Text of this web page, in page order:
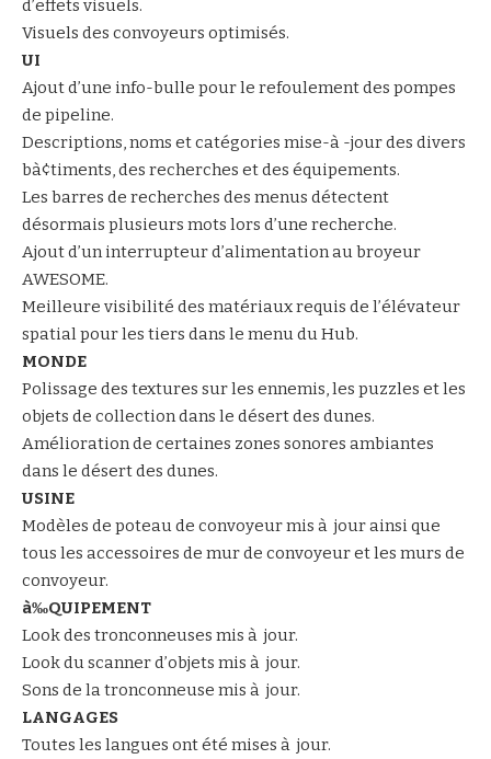
d’effets visuels.
Visuels des convoyeurs optimisés.
UI
Ajout d’une info-bulle pour le refoulement des pompes
de pipeline.
Descriptions, noms et catégories mise-à -jour des divers
bà¢timents, des recherches et des équipements.
Les barres de recherches des menus détectent
désormais plusieurs mots lors d’une recherche.
Ajout d’un interrupteur d’alimentation au broyeur
AWESOME.
Meilleure visibilité des matériaux requis de l’élévateur
spatial pour les tiers dans le menu du Hub.
MONDE
Polissage des textures sur les ennemis, les puzzles et les
objets de collection dans le désert des dunes.
Amélioration de certaines zones sonores ambiantes
dans le désert des dunes.
USINE
Modèles de poteau de convoyeur mis à jour ainsi que
tous les accessoires de mur de convoyeur et les murs de
convoyeur.
à‰QUIPEMENT
Look des tronconneuses mis à jour.
Look du scanner d’objets mis à jour.
Sons de la tronconneuse mis à jour.
LANGAGES
Toutes les langues ont été mises à jour.